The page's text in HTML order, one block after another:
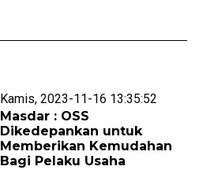
Kamis, 2023-11-16 13:35:52
Masdar : OSS
Dikedepankan untuk
Memberikan Kemudahan
Bagi Pelaku Usaha